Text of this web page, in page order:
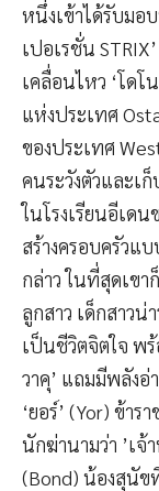
หนึ่งเข้าได้รับมอ
เปอเรชั่น
เคลื่อนไหว ‘โด
แห่งประเทศ
ของประเทศ
คนระวังตัวและเ
ในโรงเรียนอีเด
สร้างครอบครัวแ
กล่าว ในที่สุดเขา
ลูกสาว เด็กสาว
เป็นชีวิตจิตใจ พ
วาคุ’ แถมมีพลัง
‘ยอร์’ (Yor) ข้า
นักฆ่านามว่า ’เจ้
(Bond) น้องสุนัข